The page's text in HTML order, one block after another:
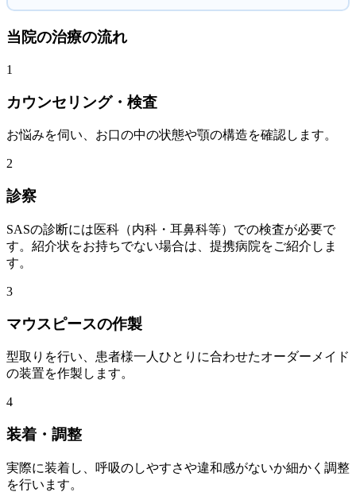
当院の治療の流れ
1
カウンセリング・検査
お悩みを伺い、お口の中の状態や顎の構造を確認します。
2
診察
SASの診断には医科（内科・耳鼻科等）での検査が必要で
す。紹介状をお持ちでない場合は、提携病院をご紹介しま
す。
3
マウスピースの作製
型取りを行い、患者様一人ひとりに合わせたオーダーメイド
の装置を作製します。
4
装着・調整
実際に装着し、呼吸のしやすさや違和感がないか細かく調整
を行います。